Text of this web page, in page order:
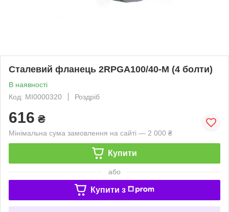
Сталевий фланець 2RPGA100/40-M (4 болти)
В наявності
Код: MI0000320
Роздріб
616 ₴
Мінімальна сума замовлення на сайті — 2 000 ₴
Купити
або
Купити з